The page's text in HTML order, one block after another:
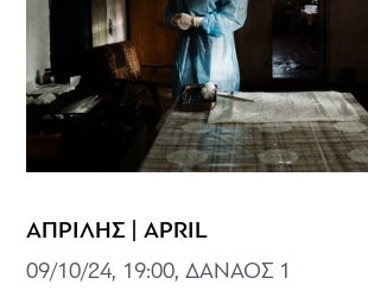
ΑΠΡΙΛΗΣ | APRIL
09/10/24, 19:00, ΔΑΝΑΟΣ 1